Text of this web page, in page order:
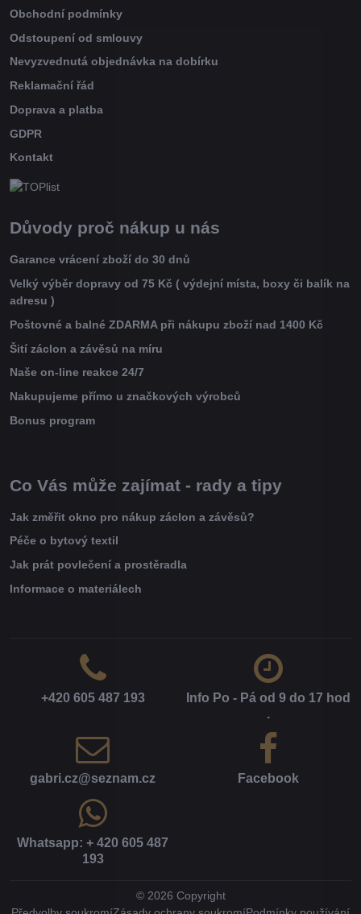
Obchodní podmínky
Odstoupení od smlouvy
Nevyzvednutá objednávka na dobírku
Reklamační řád
Doprava a platba
GDPR
Kontakt
Důvody proč nákup u nás
Garance vrácení zboží do 30 dnů
Velký výběr dopravy od 75 Kč ( výdejní místa, boxy či balík na
adresu )
Poštovné a balné ZDARMA při nákupu zboží nad 1400 Kč
Šití záclon a závěsů na míru
Naše on-line reakce 24/7
Nakupujeme přímo u značkových výrobců
Bonus program
Co Vás může zajímat - rady a tipy
Jak změřit okno pro nákup záclon a závěsů?
Péče o bytový textil
Jak prát povlečení a prostěradla
Informace o materiálech
+420 605 487 193
Info Po - Pá od 9 do 17 hod​
.
gabri​.cz​@seznam​.cz Facebook
Whatsapp: + 420 605 487
193
© 2026 Copyright